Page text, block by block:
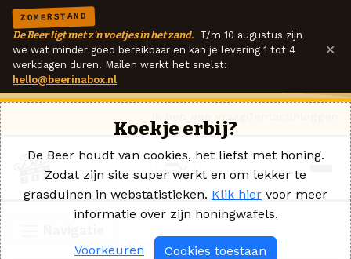
ZOMERSTAND
De Beer ligt met z'n voetjes in het zand. T/m 10 augustus zijn
we wat minder goed bereikbaar en kan je levering 1 tot 4
werkdagen duren. Mailen werkt het snelst:
hello@beerinabox.nl
×
Koekje erbij?
De Beer houdt van cookies, het liefst met honing.
Zodat zijn site super werkt en om lekker te
grasduinen in webstatistieken. Klik hier voor meer
informatie over zijn honingwafels.
Voorkeuren Cookies toestaan